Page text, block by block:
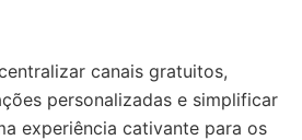
canais gratuitos,
personalizadas e simplificar
experiência cativante para os